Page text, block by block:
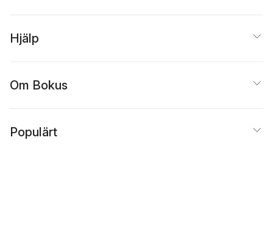
Hjälp
Om Bokus
Populärt